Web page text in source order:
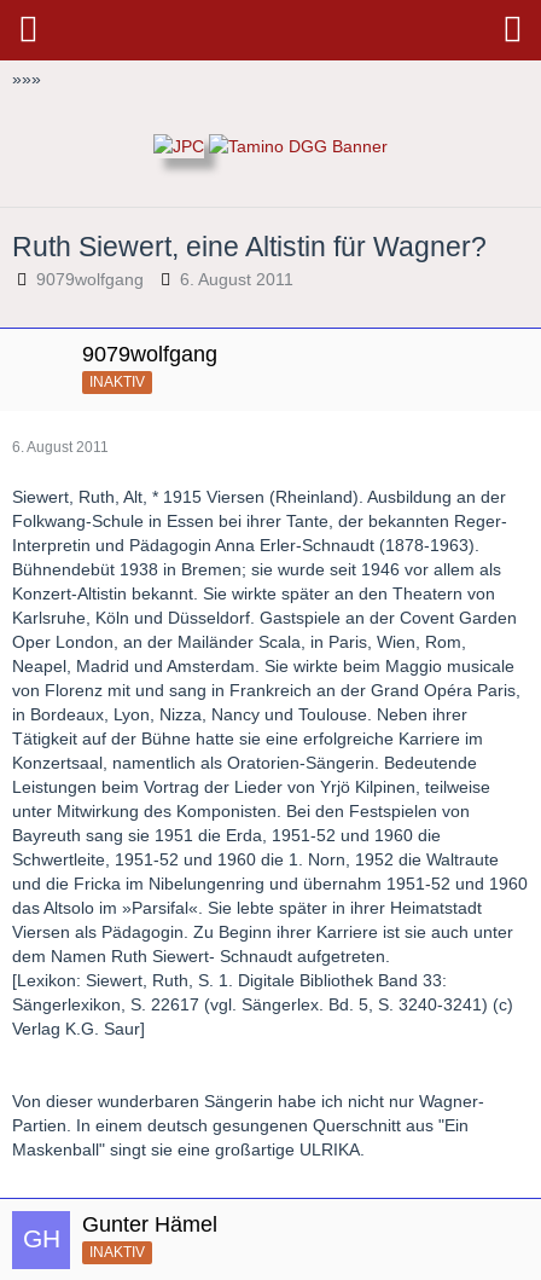
»»»
Ruth Siewert, eine Altistin für Wagner?
9079wolfgang 6. August 2011
9079wolfgang
INAKTIV
6. August 2011
Siewert, Ruth, Alt, * 1915 Viersen (Rheinland). Ausbildung an der
Folkwang-Schule in Essen bei ihrer Tante, der bekannten Reger-
Interpretin und Pädagogin Anna Erler-Schnaudt (1878-1963).
Bühnendebüt 1938 in Bremen; sie wurde seit 1946 vor allem als
Konzert-Altistin bekannt. Sie wirkte später an den Theatern von
Karlsruhe, Köln und Düsseldorf. Gastspiele an der Covent Garden
Oper London, an der Mailänder Scala, in Paris, Wien, Rom,
Neapel, Madrid und Amsterdam. Sie wirkte beim Maggio musicale
von Florenz mit und sang in Frankreich an der Grand Opéra Paris,
in Bordeaux, Lyon, Nizza, Nancy und Toulouse. Neben ihrer
Tätigkeit auf der Bühne hatte sie eine erfolgreiche Karriere im
Konzertsaal, namentlich als Oratorien-Sängerin. Bedeutende
Leistungen beim Vortrag der Lieder von Yrjö Kilpinen, teilweise
unter Mitwirkung des Komponisten. Bei den Festspielen von
Bayreuth sang sie 1951 die Erda, 1951-52 und 1960 die
Schwertleite, 1951-52 und 1960 die 1. Norn, 1952 die Waltraute
und die Fricka im Nibelungenring und übernahm 1951-52 und 1960
das Altsolo im »Parsifal«. Sie lebte später in ihrer Heimatstadt
Viersen als Pädagogin. Zu Beginn ihrer Karriere ist sie auch unter
dem Namen Ruth Siewert- Schnaudt aufgetreten.
[Lexikon: Siewert, Ruth, S. 1. Digitale Bibliothek Band 33:
Sängerlexikon, S. 22617 (vgl. Sängerlex. Bd. 5, S. 3240-3241) (c)
Verlag K.G. Saur]
Von dieser wunderbaren Sängerin habe ich nicht nur Wagner-
Partien. In einem deutsch gesungenen Querschnitt aus "Ein
Maskenball" singt sie eine großartige ULRIKA.
Gunter Hämel
INAKTIV